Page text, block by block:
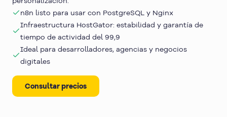
n8n listo para usar con PostgreSQL y Nginx
Infraestructura HostGator: estabilidad y garantía de
tiempo de actividad del 99,9
Ideal para desarrolladores, agencias y negocios
digitales
Consultar precios